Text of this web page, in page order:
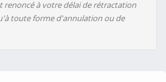
renoncé à votre délai de rétractation
toute forme d'annulation ou de